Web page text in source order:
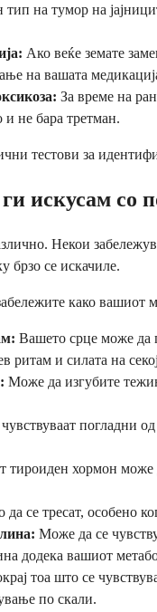
тип на тумор на
Ако веќе земате
на вашата
За време на
не бара третман.
тестови за
искусам со
Некои
брзо се искачиле.
како вашиот
Вашето срце може да
ритам и силата на
Може да изгубите
погладни
тироиден хормон може
се тресат, особено
Може да се
додека вашиот
тоа што се
по скали.